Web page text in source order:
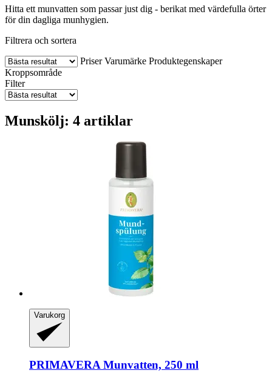
Hitta ett munvatten som passar just dig - berikat med värdefulla örter
för din dagliga munhygien.
Filtrera och sortera
Priser Varumärke Produktegenskaper
Kroppsområde
Filter
Munskölj: 4 artiklar
Varukorg
PRIMAVERAMunvatten, 250 ml